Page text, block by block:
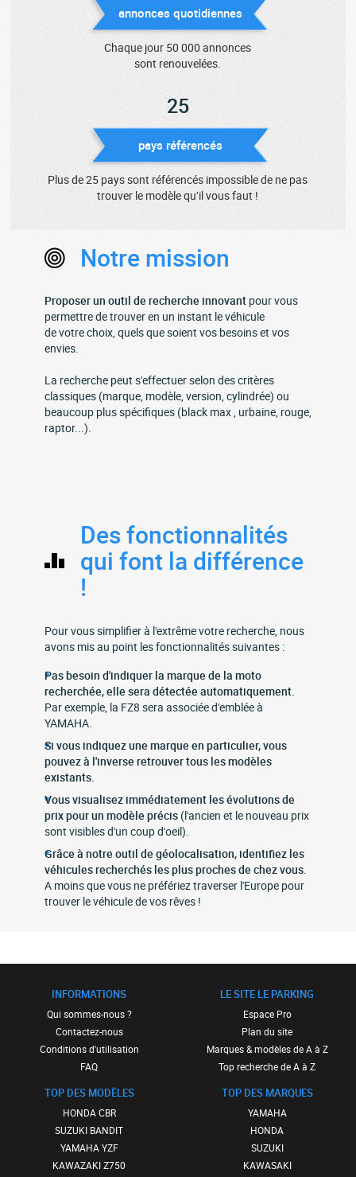
annonces quotidiennes
Chaque jour 50 000 annonces
sont renouvelées.
25
pays référencés
Plus de 25 pays sont référencés impossible de ne pas
trouver le modèle qu’il vous faut !
Notre mission
Proposer un outil de recherche innovantpour vous
permettre de trouver en un instant le véhicule
de votre choix, quels que soient vos besoins et vos
envies.
La recherche peut s'effectuer selon des critères
classiques (marque, modèle, version, cylindrée) ou
beaucoup plus spécifiques (black max , urbaine, rouge,
raptor...).
Des fonctionnalités
qui font la différence
!
Pour vous simplifier à l'extrême votre recherche, nous
avons mis au point les fonctionnalités suivantes :
Pas besoin d'indiquer la marque de la moto
recherchée, elle sera détectée automatiquement.
Par exemple, la FZ8 sera associée d'emblée à
YAMAHA.
Si vous indiquez une marque en particulier, vous
pouvez à l'inverse retrouver tous les modèles
existants.
Vous visualisez immédiatement les évolutions de
prix pour un modèle précis(l'ancien et le nouveau prix
sont visibles d'un coup d'oeil).
Grâce à notre outil de géolocalisation, identifiez les
véhicules recherchés les plus proches de chez vous.
A moins que vous ne préfériez traverser l'Europe pour
trouver le véhicule de vos rêves !
INFORMATIONS
Qui sommes-nous ?
Contactez-nous
Conditions d'utilisation
FAQ
TOP DES MODÈLES
HONDA CBR
SUZUKI BANDIT
YAMAHA YZF
KAWAZAKI Z750
LE SITE LE PARKING
Espace Pro
Plan du site
Marques & modèles de A à Z
Top recherche de A à Z
TOP DES MARQUES
YAMAHA
HONDA
SUZUKI
KAWASAKI